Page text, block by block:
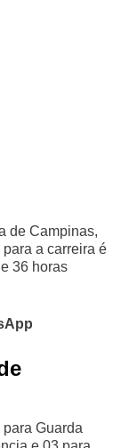
de Campinas,
a carreira é
36 horas
Guarda